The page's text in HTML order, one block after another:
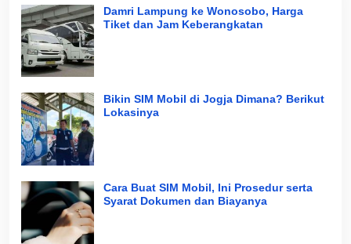
Damri Lampung ke Wonosobo, Harga
Tiket dan Jam Keberangkatan
Bikin SIM Mobil di Jogja Dimana? Berikut
Lokasinya
Cara Buat SIM Mobil, Ini Prosedur serta
Syarat Dokumen dan Biayanya